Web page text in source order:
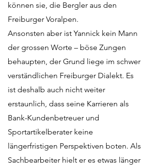
können sie, die Bergler aus den
Freiburger Voralpen.
Ansonsten aber ist Yannick kein Mann
der grossen Worte – böse Zungen
behaupten, der Grund liege im schwer
verständlichen Freiburger Dialekt. Es
ist deshalb auch nicht weiter
erstaunlich, dass seine Karrieren als
Bank-Kundenbetreuer und
Sportartikelberater keine
längerfristigen Perspektiven boten. Als
Sachbearbeiter hielt er es etwas länger